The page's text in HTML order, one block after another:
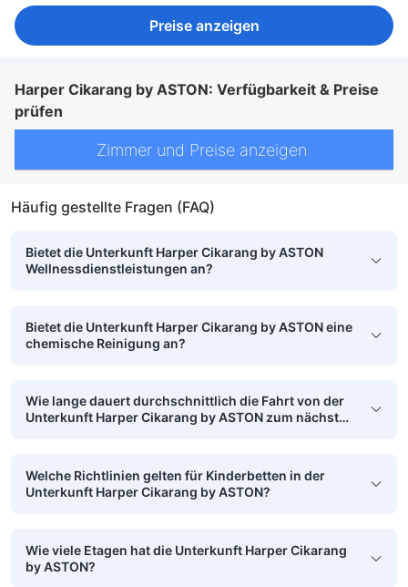
Preise anzeigen
Harper Cikarang by ASTON: Verfügbarkeit & Preise
prüfen
Zimmer und Preise anzeigen
Häufig gestellte Fragen (FAQ)
Bietet die Unterkunft Harper Cikarang by ASTON
Wellnessdienstleistungen an?
Bietet die Unterkunft Harper Cikarang by ASTON eine
chemische Reinigung an?
Wie lange dauert durchschnittlich die Fahrt von der
Unterkunft Harper Cikarang by ASTON zum nächsten
Welche Richtlinien gelten für Kinderbetten in der
Unterkunft Harper Cikarang by ASTON?
Wie viele Etagen hat die Unterkunft Harper Cikarang
by ASTON?